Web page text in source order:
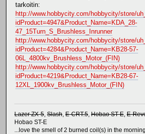
tarkoitin:
http://www.hobbycity.com/hobbycity/store/
idProduct=4947&Product_Name=KDA_28-
47_15Turn_S_Brushless_Inrunner
http://www.hobbycity.com/hobbycity/store/
idProduct=4284&Product_Name=KB28-57-
06L_4800kv_Brushless_Motor_(FIN)
http://www.hobbycity.com/hobbycity/store/
idProduct=4219&Product_Name=KB28-67-
12XL_1900kv_Brushless_Motor_(FIN)
Lazer ZX-5, Slash, E-CRT.5, Hobao ST-E, E-
Hobao ST-E
...love the smell of 2 burned coil(s) in the